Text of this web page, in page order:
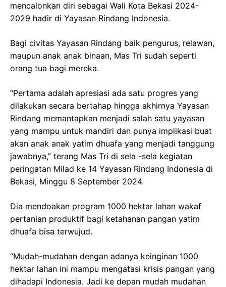
mencalonkan diri sebagai Wali Kota Bekasi 2024-
2029 hadir di Yayasan Rindang Indonesia.
Bagi civitas Yayasan Rindang baik pengurus, relawan,
maupun anak anak binaan, Mas Tri sudah seperti
orang tua bagi mereka.
“Pertama adalah apresiasi ada satu progres yang
dilakukan secara bertahap hingga akhirnya Yayasan
Rindang memantapkan menjadi salah satu yayasan
yang mampu untuk mandiri dan punya implikasi buat
akan anak anak yatim dhuafa yang menjadi tanggung
jawabnya,” terang Mas Tri di sela -sela kegiatan
peringatan Milad ke 14 Yayasan Rindang Indonesia di
Bekasi, Minggu 8 September 2024.
Dia mendoakan program 1000 hektar lahan wakaf
pertanian produktif bagi ketahanan pangan yatim
dhuafa bisa terwujud.
“Mudah-mudahan dengan adanya keinginan 1000
hektar lahan ini mampu mengatasi krisis pangan yang
dihadapi Indonesia. Jadi ke depan mudah mudahan